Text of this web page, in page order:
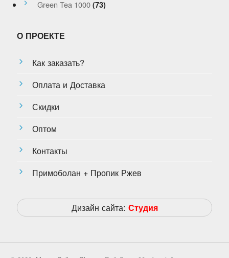
Green Tea 1000 (73)
О ПРОЕКТЕ
Как заказать?
Оплата и Доставка
Скидки
Оптом
Контакты
Примоболан + Пропик Ржев
Дизайн сайта: Студия